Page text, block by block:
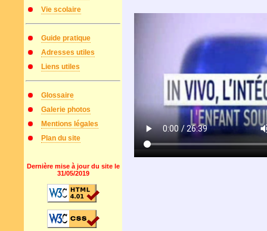
Vie scolaire
Guide pratique
Adresses utiles
Liens utiles
Glossaire
Galerie photos
Mentions légales
Plan du site
Dernière mise à jour du site le
31/05/2019